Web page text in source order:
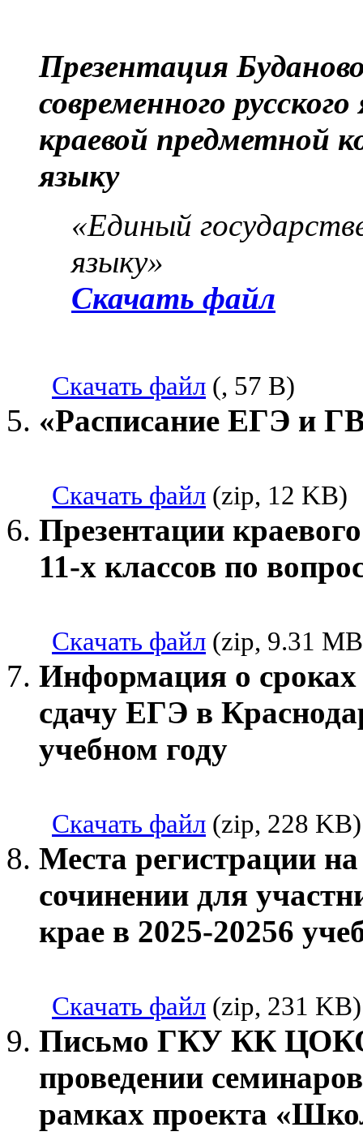
Презентация
современного
краевой предметной
языку
«Единый
языку»
Скачать файл
Скачать файл (, 57 B)
«Расписание ЕГЭ и
Скачать файл (zip, 12 KB)
Презентации
11-х классов по
Скачать файл (zip, 9.31
Информация о сроках
сдачу ЕГЭ в
учебном году
Скачать файл (zip, 228 KB)
Места регистрации
сочинении для
крае в 2025-20256
Скачать файл (zip, 231 KB)
Письмо ГКУ КК
проведении
рамках проекта